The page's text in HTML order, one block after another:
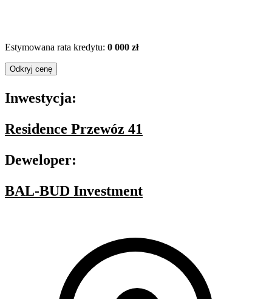
Estymowana rata kredytu: 0 000 zł
Odkryj cenę
Inwestycja:
Residence Przewóz 41
Deweloper:
BAL-BUD Investment